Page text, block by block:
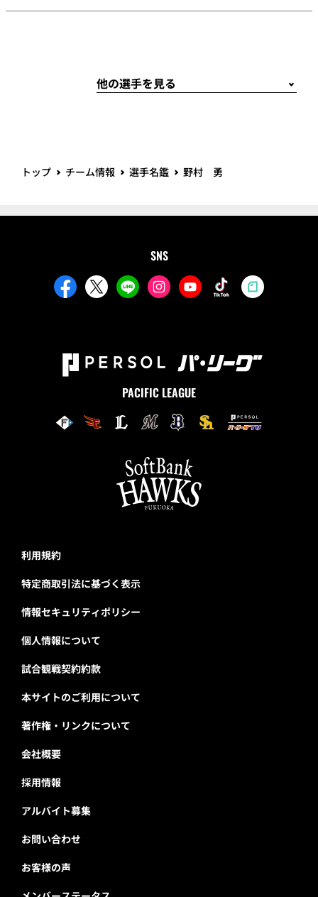
トップ チーム情報 選手名鑑 野村 勇
SNS
PACIFIC LEAGUE
利用規約
特定商取引法に基づく表示
情報セキュリティポリシー
個人情報について
試合観戦契約約款
本サイトのご利用について
著作権・リンクについて
会社概要
採用情報
アルバイト募集
お問い合わせ
お客様の声